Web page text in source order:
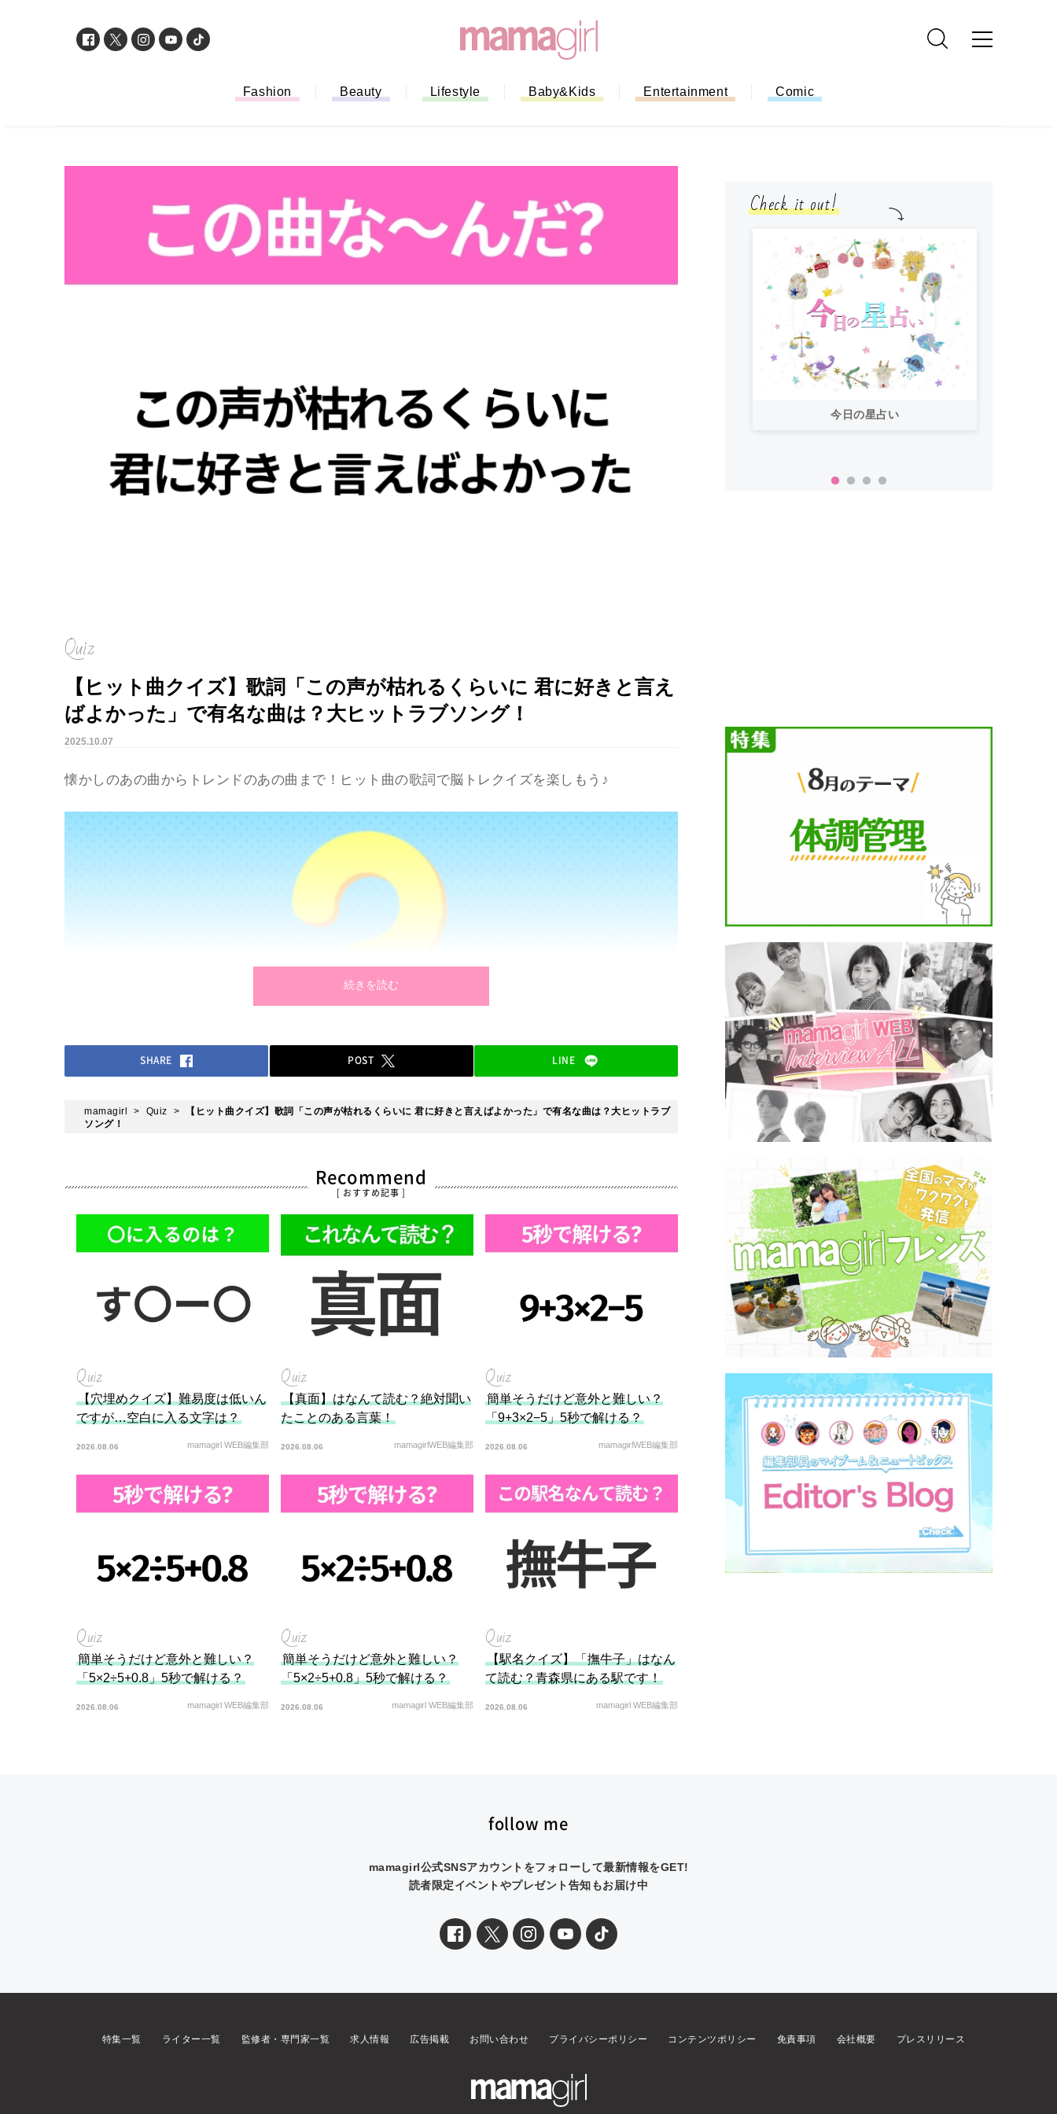
Fashion Beauty Lifestyle Baby&Kids Entertainment Comic
Quiz
【ヒット曲クイズ】歌詞「この声が枯れるくらいに 君に好きと言え
ばよかった」で有名な曲は？大ヒットラブソング！
2025.10.07
懐かしのあの曲からトレンドのあの曲まで！ヒット曲の歌詞で脳トレクイズを楽しもう♪
続きを読む
SHARE POST LINE
mamagirl Quiz
【ヒット曲クイズ】歌詞「この声が枯れるくらいに 君に好きと言えばよかった」で有名な曲は？大ヒットラブ
ソング！
Recommend
[ おすすめ記事 ]
Quiz
【穴埋めクイズ】難易度は低いん
ですが…空白に入る文字は？
2026.08.06 mamagirl WEB編集部
Quiz
【真面】はなんて読む？絶対聞い
たことのある言葉！
2026.08.06 mamagirlWEB編集部
Quiz
簡単そうだけど意外と難しい？
「9+3×2−5」5秒で解ける？
2026.08.06 mamagirlWEB編集部
Quiz
簡単そうだけど意外と難しい？
「5×2÷5+0.8」5秒で解ける？
2026.08.06 mamagirl WEB編集部
Quiz
簡単そうだけど意外と難しい？
「5×2÷5+0.8」5秒で解ける？
2026.08.06 mamagirl WEB編集部
Quiz
【駅名クイズ】「撫牛子」はなん
て読む？青森県にある駅です！
2026.08.06 mamagirl WEB編集部
Check it out!
今日の星占い
follow me
mamagirl公式SNSアカウントをフォローして最新情報をGET!
読者限定イベントやプレゼント告知もお届け中
特集一覧 ライター一覧 監修者・専門家一覧 求人情報 広告掲載 お問い合わせ プライバシーポリシー コンテンツポリシー 免責事項 会社概要 プレスリリース